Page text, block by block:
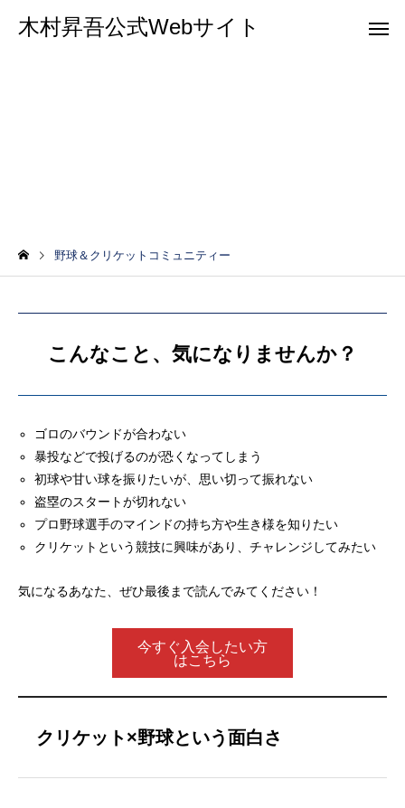
木村昇吾公式Webサイト
野球＆クリケットコミュニティー
こんなこと、気になりませんか？
ゴロのバウンドが合わない
暴投などで投げるのが恐くなってしまう
初球や甘い球を振りたいが、思い切って振れない
盗塁のスタートが切れない
プロ野球選手のマインドの持ち方や生き様を知りたい
クリケットという競技に興味があり、チャレンジしてみたい
気になるあなた、ぜひ最後まで読んでみてください！
今すぐ入会したい方
はこちら
クリケット×野球という面白さ